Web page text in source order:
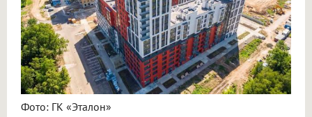
Фото: ГК «Эталон»